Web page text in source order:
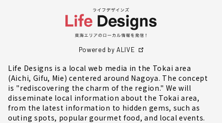
Powered by ALIVE
Life Designs is a local web media in the Tokai area
(Aichi, Gifu, Mie) centered around Nagoya. The concept
is "rediscovering the charm of the region." We will
disseminate local information about the Tokai area,
from the latest information to hidden gems, such as
outing spots, popular gourmet food, and local events.